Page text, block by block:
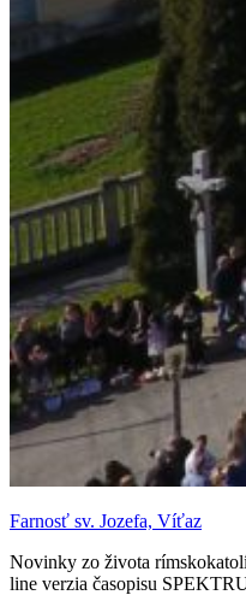
Farnosť sv. Jozefa, Víťaz
Novinky zo života
line verzia časopisu